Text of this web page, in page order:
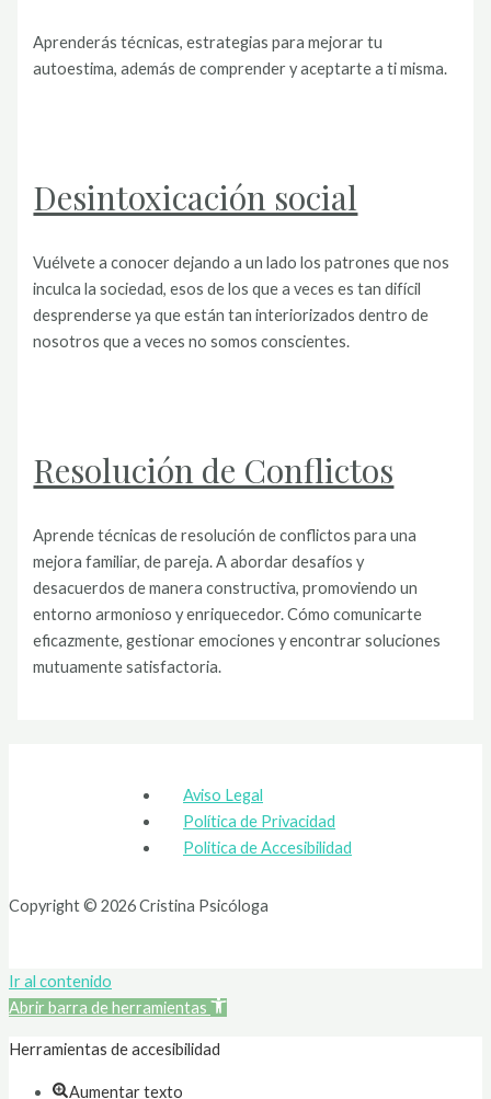
Aprenderás técnicas, estrategias para mejorar tu
autoestima, además de comprender y aceptarte a ti misma.
Desintoxicación social
Vuélvete a conocer dejando a un lado los patrones que nos
inculca la sociedad, esos de los que a veces es tan difícil
desprenderse ya que están tan interiorizados dentro de
nosotros que a veces no somos conscientes.
Resolución de Conflictos
Aprende técnicas de resolución de conflictos para una
mejora familiar, de pareja. A abordar desafíos y
desacuerdos de manera constructiva, promoviendo un
entorno armonioso y enriquecedor. Cómo comunicarte
eficazmente, gestionar emociones y encontrar soluciones
mutuamente satisfactoria.
Aviso Legal
Política de Privacidad
Politica de Accesibilidad
Copyright © 2026 Cristina Psicóloga
Ir al contenido
Abrir barra de herramientas
Herramientas de accesibilidad
Aumentar texto